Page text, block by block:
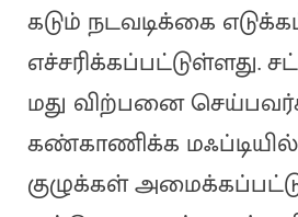
கடும் நடவடிக்கை
எச்சரிக்கப்பட்டுள்ளது.
மது விற்பனை
கண்காணிக்க
குழுக்கள்